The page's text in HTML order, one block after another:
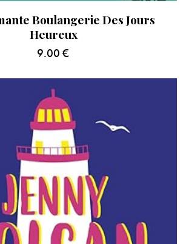
Boulangerie Des Jours
Heureux
9.00 €